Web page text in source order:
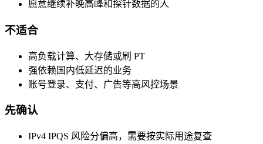
愿意继续补晚高峰和探针数据的人
不适合
高负载计算、大存储或刷 PT
强依赖国内低延迟的业务
账号登录、支付、广告等高风控场景
先确认
IPv4 IPQS 风险分偏高，需要按实际用途复查